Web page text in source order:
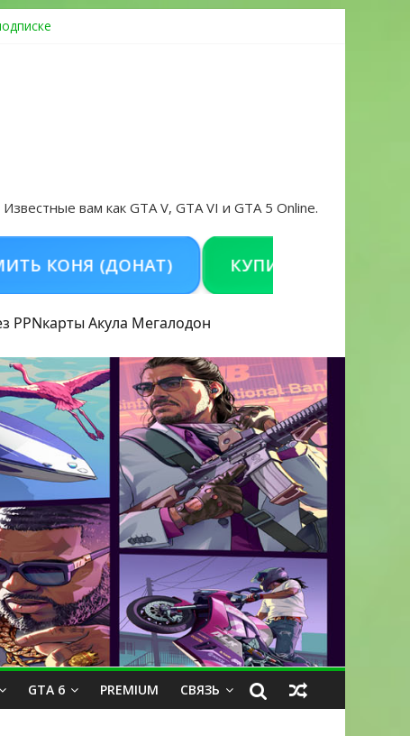
Известные вам как GTA V, GTA VI и GTA 5 Online.
(ДОНАТ) КУПИТЬ GTA 5 ONLINE НА
PPNкарты Акула Мегалодон
GTA 6 PREMIUM СВЯЗЬ